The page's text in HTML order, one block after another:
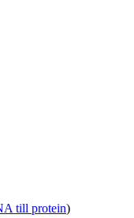
till protein)